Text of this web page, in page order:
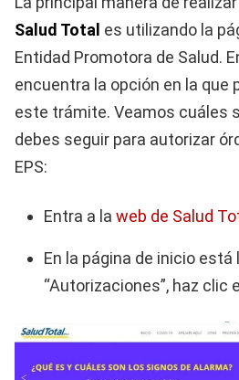
Salud Total es utilizando la
Entidad Promotora de Salud.
encuentra la opción en la que
este trámite. Veamos cuáles
debes seguir para autorizar
EPS:
Entra a la web de Salud
En la página de inicio está
“Autorizaciones”, haz clic